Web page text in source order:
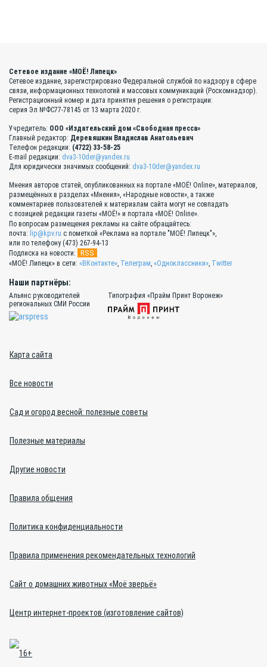
Сетевое издание «МОЁ! Липецк»
Сетевое издание, зарегистрировано Федеральной службой по надзору в сфере
связи, информационных технологий и массовых коммуникаций (Роскомнадзор).
Регистрационный номер и дата принятия решения о регистрации:
серия Эл №ФС77-78145 от 13 марта 2020 г.
Учредитель: ООО «Издательский дом «Свободная пресса»
Главный редактор: Деревяшкин Владислав Анатольевич
Телефон редакции: (4722) 33-58-25
E-mail редакции: dva3-10der@yandex.ru
Для юридически значимых сообщений: dva3-10der@yandex.ru
Мнения авторов статей, опубликованных на портале «МОЁ! Online», материалов,
размещённых в разделах «Мнения», «Народные новости», а также
комментариев пользователей к материалам сайта могут не совпадать
с позицией редакции газеты «МОЁ!» и портала «МОЁ! Online».
По вопросам размещения рекламы на сайте обращайтесь:
почта: lip@kpv.ru с пометкой «Реклама на портале "МОЁ! Липецк"»,
или по телефону (473) 267-94-13
Подписка на новости:
RSS
«МОЁ! Липецк» в сети: «ВКонтакте» Телеграм «Одноклассники» Twitter
Наши партнёры:
Альянс руководителей
региональных СМИ России
Типография «Прайм Принт Воронеж»
Карта сайта
Все новости
Сад и огород весной: полезные советы
Полезные материалы
Другие новости
Правила общения
Политика конфиденциальности
Правила применения рекомендательных технологий
Сайт о домашних животных «Моё зверьё»
Центр интернет-проектов (изготовление сайтов)